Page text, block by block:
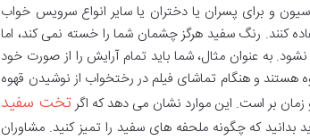
و برای پسران یا دختران یا سایر انواع سرویس خواب
کنند. رنگ سفید هرگز چشمان شما را خسته نمی کند، اما
به عنوان مثال، شما باید تمام آرایش را از صورت خود
و هنگام تماشای فیلم در رختخواب از نوشیدن قهوه
بر است. این موارد نشان می دهد که اگرتخت سفید
بدانید که چگونه ملحفه های سفید را تمیز کنید. مشاوران